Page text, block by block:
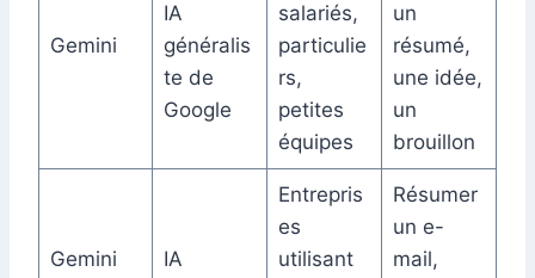
Gemini
IA
généralis
te de
Google
salariés,
particulie
rs,
petites
équipes
un
résumé,
une idée,
un
brouillon
Gemini
IA
Entrepris
es
utilisant
Résumer
un e-
mail,